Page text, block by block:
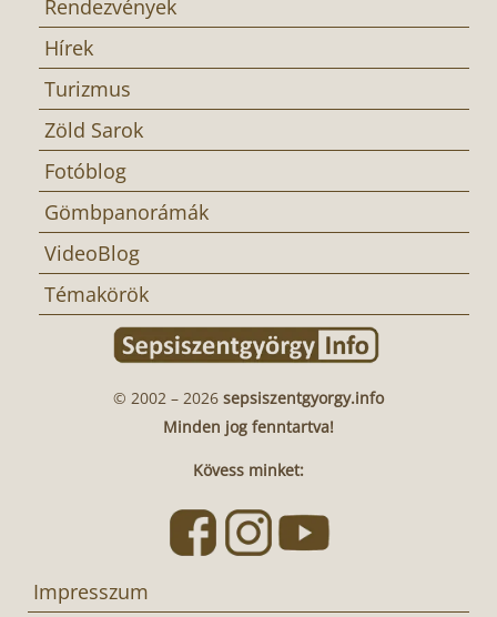
Rendezvények
Hírek
Turizmus
Zöld Sarok
Fotóblog
Gömbpanorámák
VideoBlog
Témakörök
© 2002 – 2026 sepsiszentgyorgy.info
Minden jog fenntartva!
Kövess minket:
Impresszum